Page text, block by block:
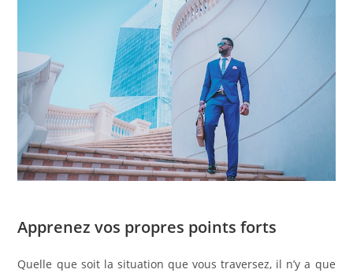
Apprenez vos propres points forts
Quelle que soit la situation que vous traversez, il n’y a que